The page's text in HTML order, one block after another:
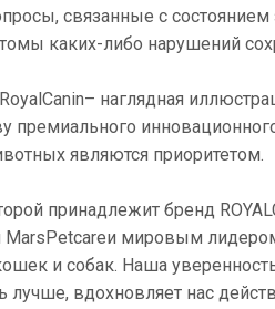
связанные с состоянием
каких-либо нарушений
наглядная
премиального
являются приоритетом.
принадлежит бренд
MarsPetcareи мировым
и собак. Наша
вдохновляет нас